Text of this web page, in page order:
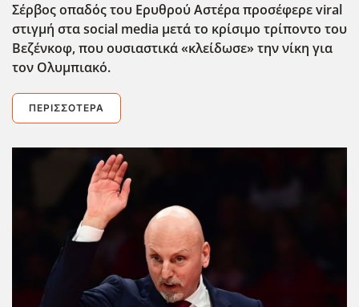
Σέρβος οπαδός του Ερυθρού Αστέρα προσέφερε viral
στιγμή στα social media μετά το κρίσιμο τρίποντο του
Βεζένκοφ, που ουσιαστικά «κλείδωσε» την νίκη για
τον Ολυμπιακό.
ΠΕΡΙΣΣΌΤΕΡΑ